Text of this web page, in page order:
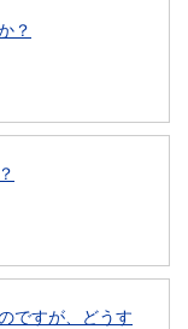
？
ですが、どうす